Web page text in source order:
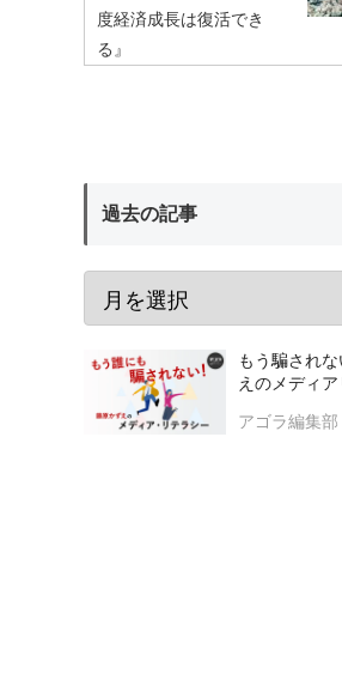
度経済成長は復活でき
る』
過去の記事
もう騙され
えのメディ
アゴラ編集部